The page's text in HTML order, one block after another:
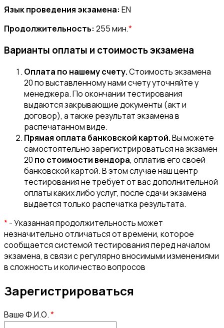
Язык проведения экзамена: EN
Продолжительность: 255 мин.*
Варианты оплаты и стоимость экзамена
Оплата по нашему счету.Стоимость экзамена
20 по выставленному нами счету уточняйте у
менеджера. По окончании тестирования
выдаются закрывающие документы (акт и
договор), а также результат экзамена в
распечатанном виде.
Прямая оплата банковской картой.Вы можете
самостоятельно зарегистрироваться на экзамен
20 по стоимости вендора, оплатив его своей
банковской картой. В этом случае наш центр
тестирования не требует от вас дополнительной
оплаты каких либо услуг, после сдачи экзамена
выдается только распечатка результата.
*- Указанная продолжительность может
незначительно отличаться от времени, которое
сообщается системой тестирования перед началом
экзамена, в связи с регулярно вносимыми изменениями
в сложность и количество вопросов
Зарегистрироваться
Ваше Ф.И.О.*